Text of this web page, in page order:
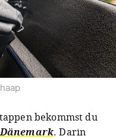
bekommst du
. Darin